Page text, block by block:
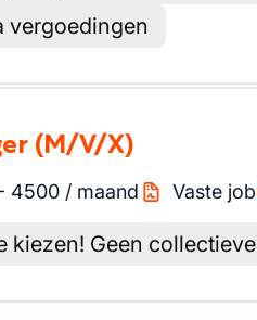
vergoedingen
(M/V/X)
4500 / maand Vaste job
kiezen! Geen